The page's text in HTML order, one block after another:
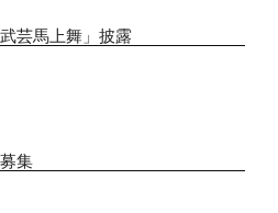
芸馬上舞」披露
集